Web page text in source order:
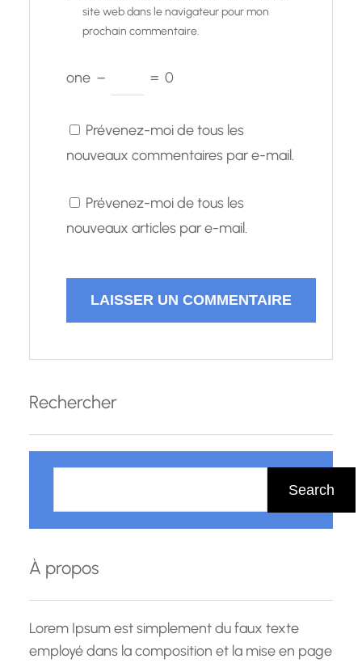
site web dans le navigateur pour mon
prochain commentaire.
one − = 0
Prévenez-moi de tous les
nouveaux commentaires par e-mail.
Prévenez-moi de tous les
nouveaux articles par e-mail.
Rechercher
h
r
c
h
Search
À propos
Lorem Ipsum est simplement du faux texte
employé dans la composition et la mise en page